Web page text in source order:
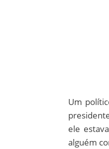
Um
ele
alguém